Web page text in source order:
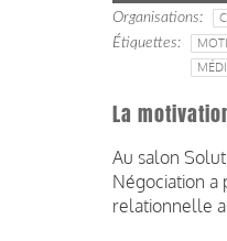
Organisations
Étiquettes
La
Au salon
Négociation a
relationnelle